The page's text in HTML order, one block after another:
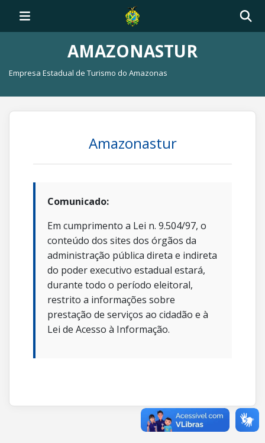
AMAZONASTUR
Empresa Estadual de Turismo do Amazonas
Amazonastur
Comunicado:
Em cumprimento a Lei n. 9.504/97, o
conteúdo dos sites dos órgãos da
administração pública direta e indireta
do poder executivo estadual estará,
durante todo o período eleitoral,
restrito a informações sobre
prestação de serviços ao cidadão e à
Lei de Acesso à Informação.